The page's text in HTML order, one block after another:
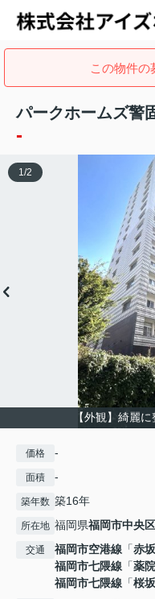
この物件の
パークホームズ警
-
【外観】綺麗
1/2
価格 -
面積 -
築年数 築16年
所在地 福岡県福岡市中央区
交通 福岡市空港線 「赤坂
福岡市七隈線 「薬
福岡市七隈線 「桜坂